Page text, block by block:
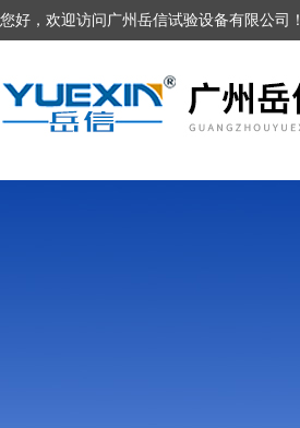
您好，欢迎访问广州岳信试验设备有限公司！